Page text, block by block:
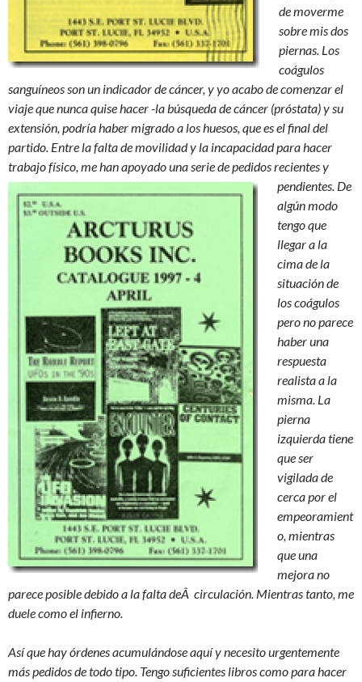
de moverme
sobre mis dos
piernas. Los
coágulos
sanguíneos son un indicador de cáncer, y yo acabo de comenzar el
viaje que nunca quise hacer -la búsqueda de cáncer (próstata) y su
extensión, podría haber migrado a los huesos, que es el final del
partido. Entre la falta de movilidad y la incapacidad para hacer
trabajo físico, me han apoyado una serie depedidos recientes y
pendientes. De
algún modo
tengo que
llegar a la
cima de la
situación de
los coágulos
pero no parece
haber una
respuesta
realista a la
misma. La
pierna
izquierda tiene
que ser
vigilada de
cerca por el
empeoramient
o, mientras
que una
mejora no
parece posible debido a la falta deÂ circulación. Mientras tanto, me
duele como el infierno.
Así que hay órdenes acumulándose aquí y necesito urgentemente
más pedidos de todo tipo. Tengo suficientes libros como para hacer